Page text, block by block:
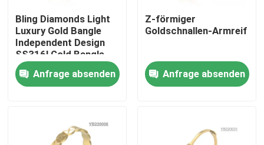
Nach Hause
Kontakte
Bling Diamonds Light
Luxury Gold Bangle
Independent Design
SS316l Gold Bangle
Anfrage absenden
Z-förmiger
Goldschnallen-Armreif
Anfrage absenden